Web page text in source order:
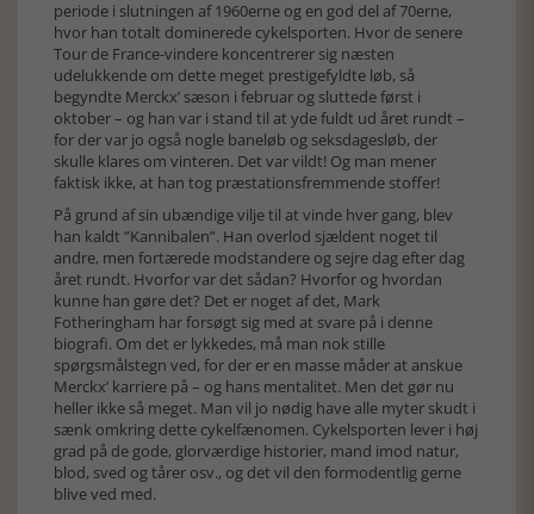
periode i slutningen af 1960erne og en god del af 70erne,
hvor han totalt dominerede cykelsporten. Hvor de senere
Tour de France-vindere koncentrerer sig næsten
udelukkende om dette meget prestigefyldte løb, så
begyndte Merckx’ sæson i februar og sluttede først i
oktober – og han var i stand til at yde fuldt ud året rundt –
for der var jo også nogle baneløb og seksdagesløb, der
skulle klares om vinteren. Det var vildt! Og man mener
faktisk ikke, at han tog præstationsfremmende stoffer!
På grund af sin ubændige vilje til at vinde hver gang, blev
han kaldt ”Kannibalen”. Han overlod sjældent noget til
andre, men fortærede modstandere og sejre dag efter dag
året rundt. Hvorfor var det sådan? Hvorfor og hvordan
kunne han gøre det? Det er noget af det, Mark
Fotheringham har forsøgt sig med at svare på i denne
biografi. Om det er lykkedes, må man nok stille
spørgsmålstegn ved, for der er en masse måder at anskue
Merckx’ karriere på – og hans mentalitet. Men det gør nu
heller ikke så meget. Man vil jo nødig have alle myter skudt i
sænk omkring dette cykelfænomen. Cykelsporten lever i høj
grad på de gode, glorværdige historier, mand imod natur,
blod, sved og tårer osv., og det vil den formodentlig gerne
blive ved med.